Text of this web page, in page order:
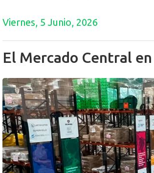
Viernes, 5 Junio, 2026
El Mercado Central